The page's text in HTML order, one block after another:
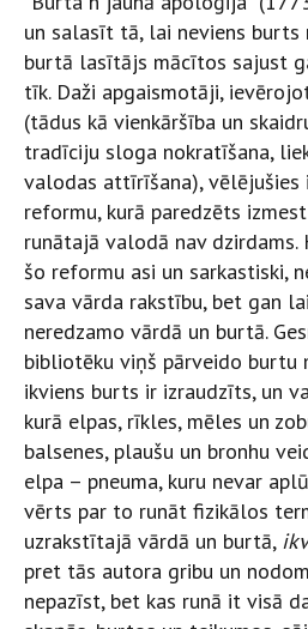
un salasīt tā, lai neviens burts
burtā lasītājs mācītos sajust
tīk. Daži apgaismotāji,
(tādus kā vienkāršība un
tradīciju sloga nokratīšana,
valodas attīrīšana), vēlējušies
reformu, kurā paredzēts
runātajā valodā nav dzirdams.
šo reformu asi un sarkastiski,
sava vārda rakstību, bet gan
neredzamo vārdā un burtā.
bibliotēku viņš pārveido burtu
ikviens burts ir izraudzīts, un
kurā elpas, rīkles, mēles un
balsenes, plaušu un bronhu
elpa – pneuma, kuru nevar
vērts par to runāt fizikālos
uzrakstītajā vārdā un burtā,
pret tās autora gribu un
nepazīst, bet kas runā it visā